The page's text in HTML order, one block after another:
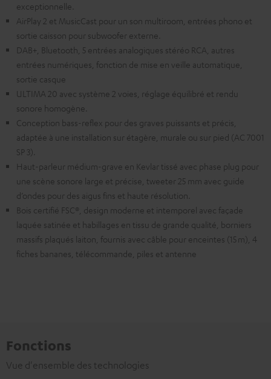
exceptionnelle.
AirPlay 2 et MusicCast pour un son multiroom, entrées phono et
sortie caisson pour subwoofer externe.
DAB+, Bluetooth, 5 entrées analogiques stéréo RCA, autres
entrées numériques, fonction de mise en veille automatique,
sortie casque
ULTIMA 20 avec système 2 voies, réglage équilibré et rendu
sonore homogène.
Conception bass-reflex pour des graves puissants et précis,
adaptée à une installation sur étagère, murale ou sur pied (AC 7001
SP 3).
Haut-parleur médium-grave en Kevlar tissé avec phase plug pour
une scène sonore large et précise, tweeter 25 mm avec guide
d’ondes pour des aigus fins et haute résolution.
Bois certifié FSC®, design moderne et intemporel avec façade
laquée satinée et habillages en tissu de grande qualité, borniers
massifs plaqués laiton, fournis avec câble pour enceintes (15 m), 4
fiches bananes, télécommande, piles et antenne
Fonctions
Vue d'ensemble des technologies